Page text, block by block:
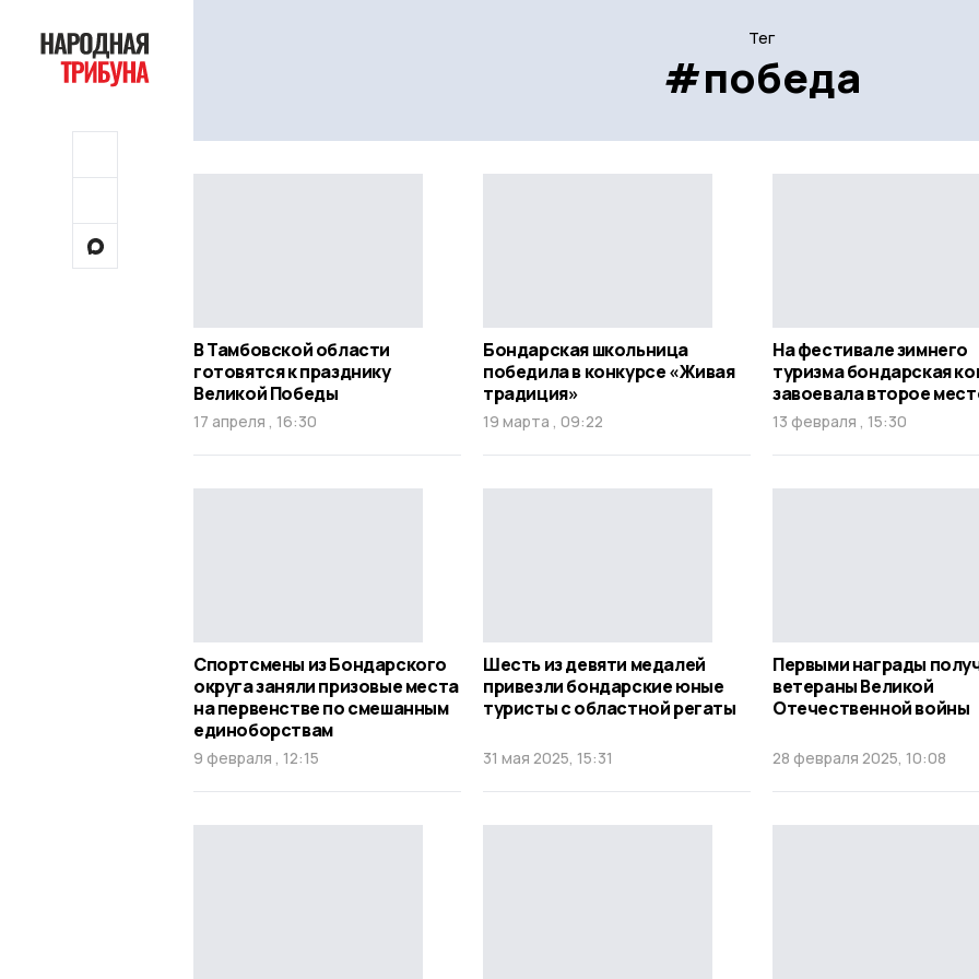
Тег
#победа
В Тамбовской области
готовятся к празднику
Великой Победы
17 апреля , 16:30
Бондарская школьница
победила в конкурсе «Живая
традиция»
19 марта , 09:22
На фестивале зимнего
туризма бондарская
завоевала второе
13 февраля , 15:30
Спортсмены из Бондарского
округа заняли призовые места
на первенстве по смешанным
единоборствам
9 февраля , 12:15
Шесть из девяти медалей
привезли бондарские юные
туристы с областной регаты
31 мая 2025, 15:31
Первыми награды
ветераны Великой
Отечественной войны
28 февраля 2025, 10:08